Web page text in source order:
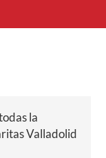
la
Valladolid